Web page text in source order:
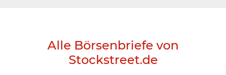
Alle Börsenbriefe von
Stockstreet.de